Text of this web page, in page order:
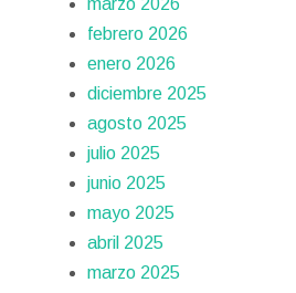
marzo 2026
febrero 2026
enero 2026
diciembre 2025
agosto 2025
julio 2025
junio 2025
mayo 2025
abril 2025
marzo 2025